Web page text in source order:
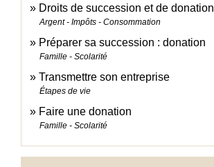
Droits de succession et de donation
Argent - Impôts - Consommation
Préparer sa succession : donation
Famille - Scolarité
Transmettre son entreprise
Étapes de vie
Faire une donation
Famille - Scolarité